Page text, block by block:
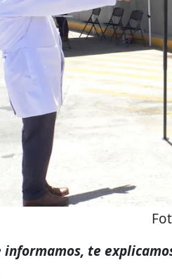
informamos, te